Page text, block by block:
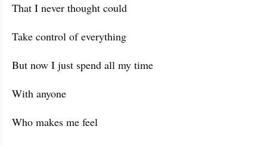
That I never thought could
Take control of everything
But now I just spend all my time
With anyone
Who makes me feel